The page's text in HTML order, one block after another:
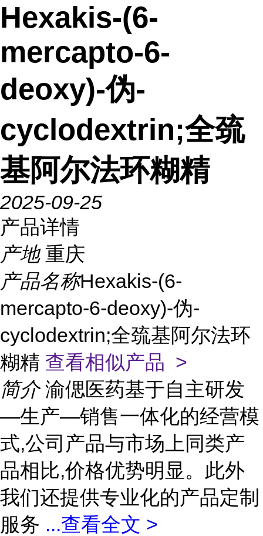
Hexakis-(6-
mercapto-6-
deoxy)-伪-
cyclodextrin;全巯
基阿尔法环糊精
2025-09-25
产品详情
产地 重庆
产品名称Hexakis-(6-
mercapto-6-deoxy)-伪-
cyclodextrin;全巯基阿尔法环
糊精 查看相似产品 >
简介 渝偲医药基于自主研发
—生产—销售一体化的经营模
式,公司产品与市场上同类产
品相比,价格优势明显。此外
我们还提供专业化的产品定制
服务 ...查看全文 >